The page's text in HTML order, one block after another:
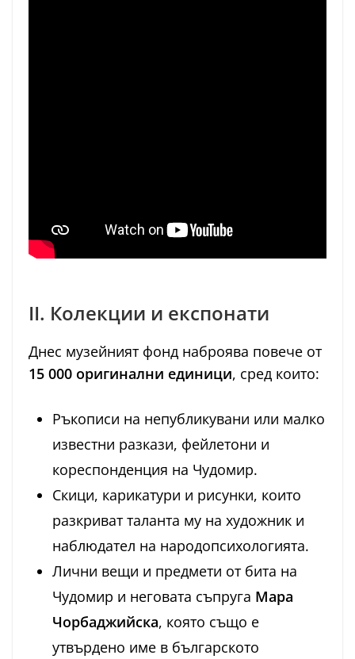
II. Колекции и експонати
Днес музейният фонд наброява повече от
15 000 оригинални единици, сред които:
Ръкописи на непубликувани или малко
известни разкази, фейлетони и
кореспонденция на Чудомир.
Скици, карикатури и рисунки, които
разкриват таланта му на художник и
наблюдател на народопсихологията.
Лични вещи и предмети от бита на
Чудомир и неговата съпруга Мара
Чорбаджийска, която също е
утвърдено име в българското